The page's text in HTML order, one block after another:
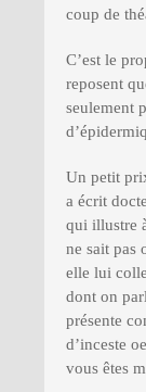
coup de
C’est le
reposent
seulement
Un petit
a écrit
qui illustre
ne sait pas
elle lui
dont on
présente
d’inceste
vous êtes